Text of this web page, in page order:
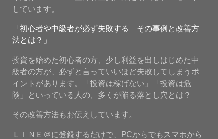
しています。
「初心者や中級者が必ず失敗する その事例と改善方
法とは？」
投資を始めた初心者の方、少し利益を出しはじめた中
級者の方が、必ずと言っていいほど失敗してしまうポ
イントがあります。「投資は稼げない」「投資は危
険」といっている人の、多くが陥る落とし穴とは？
その改善方法もお伝えしています。
ＬＩＮＥ＠に登録するだけで、PCからでもスマホから